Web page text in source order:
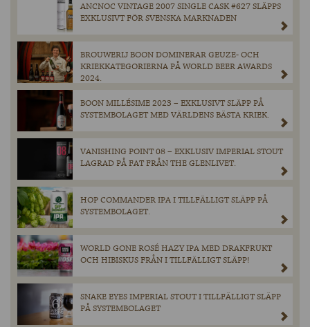
ANCNOC VINTAGE 2007 SINGLE CASK #627 SLÄPPS
EXKLUSIVT FÖR SVENSKA MARKNADEN
BROUWERIJ BOON DOMINERAR GEUZE- OCH
KRIEKKATEGORIERNA PÅ WORLD BEER AWARDS
2024.
BOON MILLÉSIME 2023 – EXKLUSIVT SLÄPP PÅ
SYSTEMBOLAGET MED VÄRLDENS BÄSTA KRIEK.
VANISHING POINT 08 – EXKLUSIV IMPERIAL STOUT
LAGRAD PÅ FAT FRÅN THE GLENLIVET.
HOP COMMANDER IPA I TILLFÄLLIGT SLÄPP PÅ
SYSTEMBOLAGET.
WORLD GONE ROSÉ HAZY IPA MED DRAKFRUKT
OCH HIBISKUS FRÅN I TILLFÄLLIGT SLÄPP!
SNAKE EYES IMPERIAL STOUT I TILLFÄLLIGT SLÄPP
PÅ SYSTEMBOLAGET